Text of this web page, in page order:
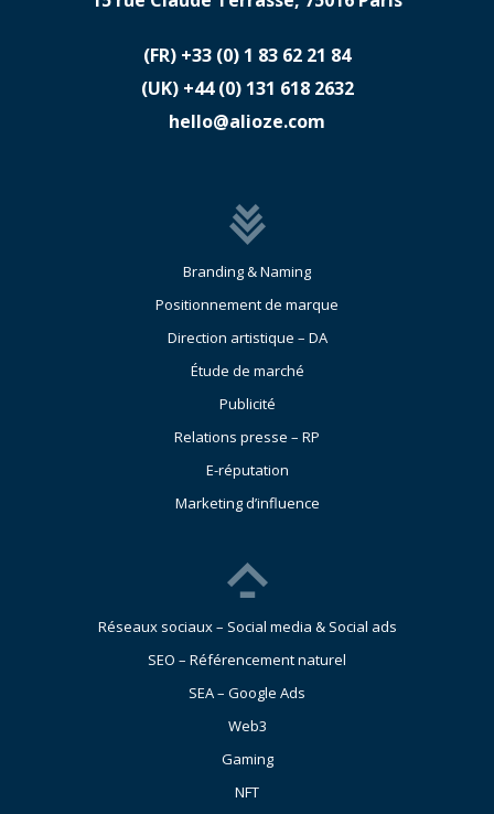
(FR) ​+33 (0) 1 83 62 21 84
(UK) ​+44 (0) 131 618 2632
hello@alioze.com
Branding & Naming
Positionnement de marque
Direction artistique – DA
Étude de marché
Publicité
Relations presse – RP
E-réputation
Marketing d’influence
Réseaux sociaux – Social media & Social ads
SEO – Référencement naturel
SEA – Google Ads
Web3
Gaming
NFT